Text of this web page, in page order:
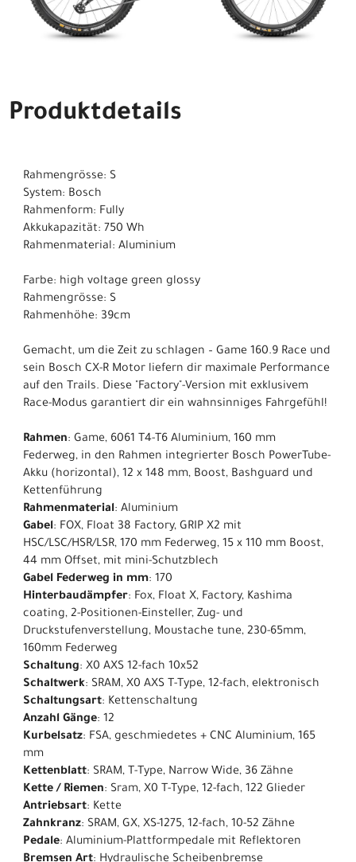
Produktdetails
Rahmengrösse: S
System: Bosch
Rahmenform: Fully
Akkukapazität: 750 Wh
Rahmenmaterial: Aluminium
Farbe: high voltage green glossy
Rahmengrösse: S
Rahmenhöhe: 39cm
Gemacht, um die Zeit zu schlagen – Game 160.9 Race und
sein Bosch CX-R Motor liefern dir maximale Performance
auf den Trails. Diese "Factory"-Version mit exklusivem
Race-Modus garantiert dir ein wahnsinniges Fahrgefühl!
Rahmen: Game, 6061 T4-T6 Aluminium, 160 mm
Federweg, in den Rahmen integrierter Bosch PowerTube-
Akku (horizontal), 12 x 148 mm, Boost, Bashguard und
Kettenführung
Rahmenmaterial: Aluminium
Gabel: FOX, Float 38 Factory, GRIP X2 mit
HSC/LSC/HSR/LSR, 170 mm Federweg, 15 x 110 mm Boost,
44 mm Offset, mit mini-Schutzblech
Gabel Federweg in mm: 170
Hinterbaudämpfer: Fox, Float X, Factory, Kashima
coating, 2-Positionen-Einsteller, Zug- und
Druckstufenverstellung, Moustache tune, 230-65mm,
160mm Federweg
Schaltung: X0 AXS 12-fach 10x52
Schaltwerk: SRAM, X0 AXS T-Type, 12-fach, elektronisch
Schaltungsart: Kettenschaltung
Anzahl Gänge: 12
Kurbelsatz: FSA, geschmiedetes + CNC Aluminium, 165
mm
Kettenblatt: SRAM, T-Type, Narrow Wide, 36 Zähne
Kette / Riemen: Sram, X0 T-Type, 12-fach, 122 Glieder
Antriebsart: Kette
Zahnkranz: SRAM, GX, XS-1275, 12-fach, 10-52 Zähne
Pedale: Aluminium-Plattformpedale mit Reflektoren